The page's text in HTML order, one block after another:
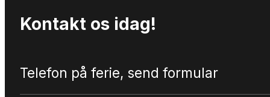
Kontakt os idag!
Telefon på ferie, send formular